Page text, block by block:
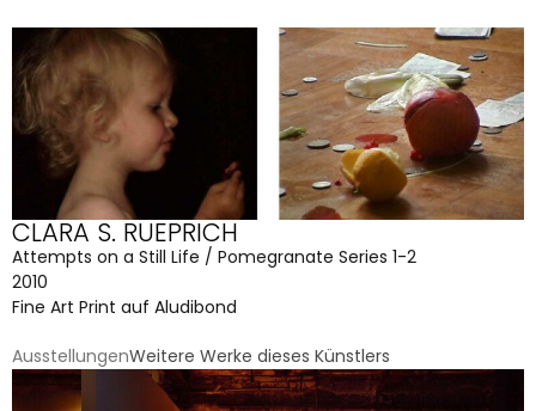
CLARA S. RUEPRICH
Attempts on a Still Life / Pomegranate Series 1-2
2010
Fine Art Print auf Aludibond
AusstellungenWeitere Werke dieses Künstlers